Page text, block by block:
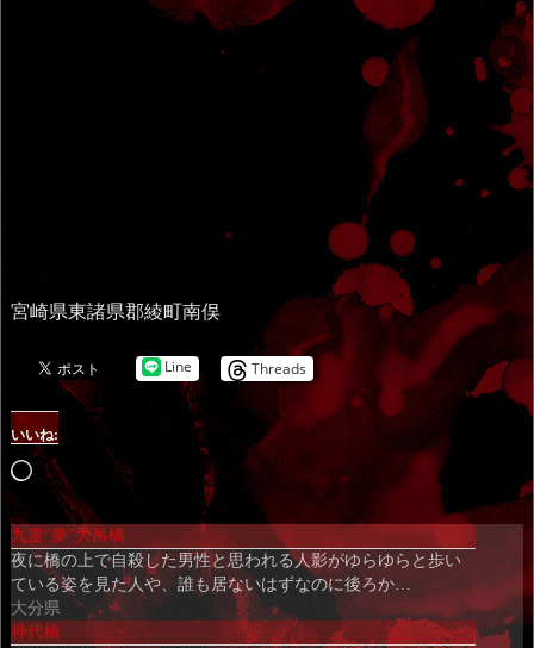
宮崎県東諸県郡綾町南俣
Line Threads
いいね:
読
込
み
中…
九重“夢”大吊橋
夜に橋の上で自殺した男性と思われる人影がゆらゆらと歩い
ている姿を見た人や、誰も居ないはずなのに後ろか…
大分県
神代橋